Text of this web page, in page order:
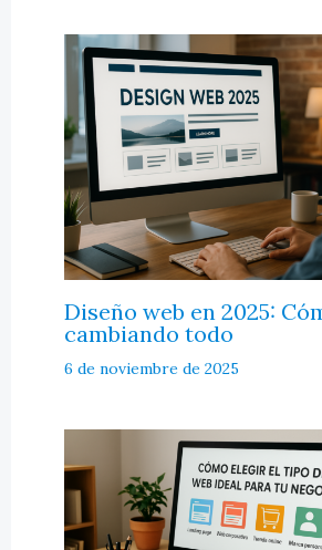
Diseño web en 2025:
cambiando todo
6 de noviembre de 2025